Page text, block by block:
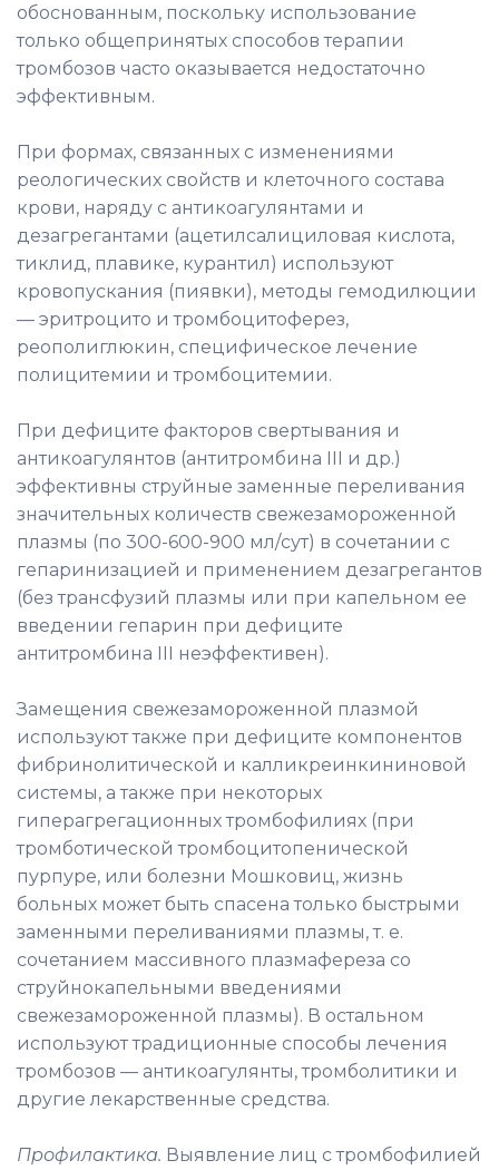
обоснованным, поскольку использование
только общепринятых способов терапии
тромбозов часто оказывается недостаточно
эффективным.
При формах, связанных с изменениями
реологических свойств и клеточного состава
крови, наряду с антикоагулянтами и
дезагрегантами (ацетилсалициловая кислота,
тиклид, плавике, курантил) используют
кровопускания (пиявки), методы гемодилюции
— эритроцито и тромбоцитоферез,
реополиглюкин, специфическое лечение
полицитемии и тромбоцитемии.
При дефиците факторов свертывания и
антикоагулянтов (антитромбина III и др.)
эффективны струйные заменные переливания
значительных количеств свежезамороженной
плазмы (по 300-600-900 мл/сут) в сочетании с
гепаринизацией и применением дезагрегантов
(без трансфузий плазмы или при капельном ее
введении гепарин при дефиците
антитромбина III неэффективен).
Замещения свежезамороженной плазмой
используют также при дефиците компонентов
фибринолитической и калликреинкининовой
системы, а также при некоторых
гиперагрегационных тромбофилиях (при
тромботической тромбоцитопенической
пурпуре, или болезни Мошковиц, жизнь
больных может быть спасена только быстрыми
заменными переливаниями плазмы, т. е.
сочетанием массивного плазмафереза со
струйнокапельными введениями
свежезамороженной плазмы). В остальном
используют традиционные способы лечения
тромбозов — антикоагулянты, тромболитики и
другие лекарственные средства.
Профилактика. Выявление лиц с тромбофилией